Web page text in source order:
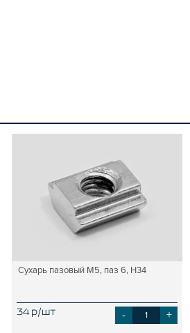
Сухарь пазовый М5, паз 6, H34
34 р/шт - +